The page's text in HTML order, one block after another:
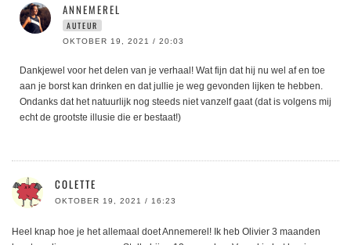
ANNEMEREL
AUTEUR
OKTOBER 19, 2021 / 20:03
Dankjewel voor het delen van je verhaal! Wat fijn dat hij nu wel af en toe
aan je borst kan drinken en dat jullie je weg gevonden lijken te hebben.
Ondanks dat het natuurlijk nog steeds niet vanzelf gaat (dat is volgens mij
echt de grootste illusie die er bestaat!)
COLETTE
OKTOBER 19, 2021 / 16:23
Heel knap hoe je het allemaal doet Annemerel! Ik heb Olivier 3 maanden